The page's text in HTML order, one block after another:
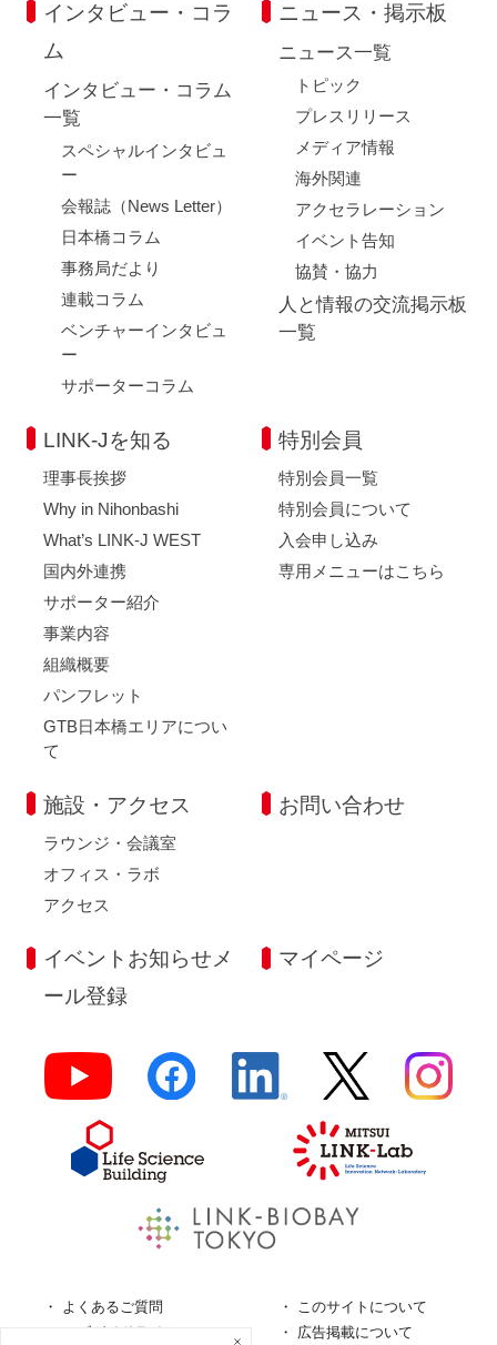
インタビュー・コラ
ム
インタビュー・コラム
一覧
スペシャルインタビュ
ー
会報誌（News Letter）
日本橋コラム
事務局だより
連載コラム
ベンチャーインタビュ
ー
サポーターコラム
ニュース・掲示板
ニュース一覧
トピック
プレスリリース
メディア情報
海外関連
アクセラレーション
イベント告知
協賛・協力
人と情報の交流掲示板
一覧
LINK-Jを知る
理事長挨拶
Why in Nihonbashi
What’s LINK-J WEST
国内外連携
サポーター紹介
事業内容
組織概要
パンフレット
GTB日本橋エリアについ
て
特別会員
特別会員一覧
特別会員について
入会申し込み
専用メニューはこちら
施設・アクセス
ラウンジ・会議室
オフィス・ラボ
アクセス
お問い合わせ
イベントお知らせメ
ール登録
マイページ
よくあるご質問
このサイトについて
ロゴガイドライン
広告掲載について